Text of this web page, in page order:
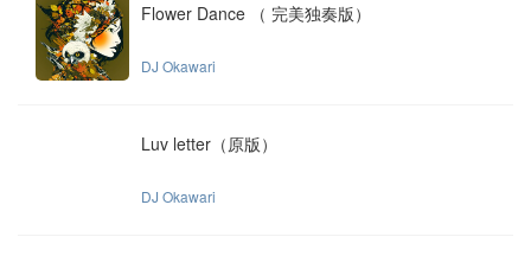
Flower Dance （ 完美独奏版）
DJ Okawari
Luv letter（原版）
DJ Okawari